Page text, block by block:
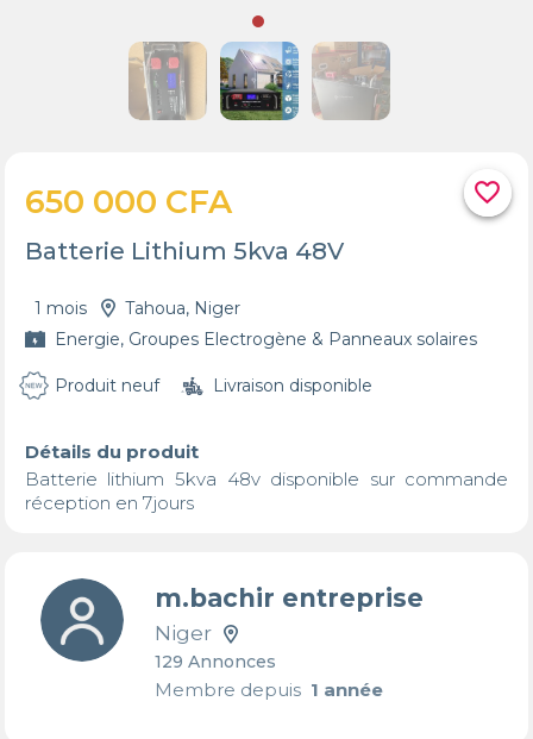
favorite_border
650 000 CFA
Batterie Lithium 5kva 48V
1 mois
Tahoua, Niger
Energie, Groupes Electrogène & Panneaux solaires
Produit neuf Livraison disponible
Détails du produit
Batterie lithium 5kva 48v disponible sur commande
réception en 7jours
m.bachir entreprise
Niger
129 Annonces
Membre depuis1 année